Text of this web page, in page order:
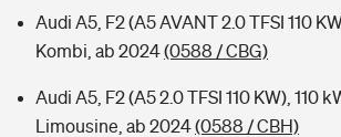
Audi A5, F2 (A5 AVANT 2.0 TFSI 110
Kombi, ab 2024(0588 / CBG)
Audi A5, F2 (A5 2.0 TFSI 110 KW), 110
Limousine, ab 2024(0588 / CBH)